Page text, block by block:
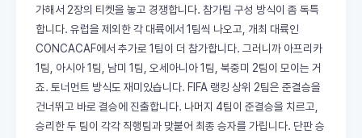
가해서 2장의 티켓을 놓고 경쟁합니다. 참가팀 구성 방식이 좀 독특
합니다. 유럽을 제외한 각 대륙에서 1팀씩 나오고, 개최 대륙인
CONCACAF에서 추가로 1팀이 더 참가합니다. 그러니까 아프리카
1팀, 아시아 1팀, 남미 1팀, 오세아니아 1팀, 북중미 2팀이 모이는 거
죠. 토너먼트 방식도 재미있습니다. FIFA 랭킹 상위 2팀은 준결승을
건너뛰고 바로 결승에 진출합니다. 나머지 4팀이 준결승을 치르고,
승리한 두 팀이 각각 직행팀과 맞붙어 최종 승자를 가립니다. 단판 승